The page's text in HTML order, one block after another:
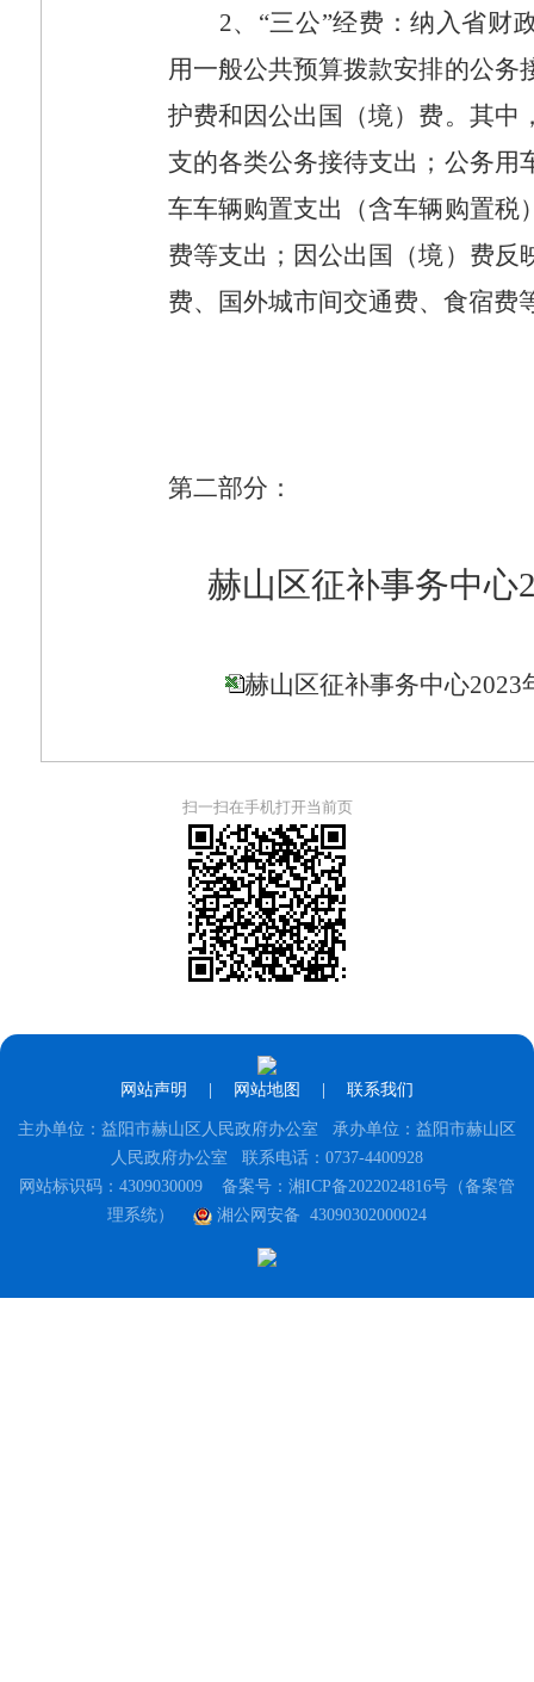
2、“三公”经费：纳入省财
用一般公共预算拨款安排的公务
护费和因公出国（境）费。其中
支的各类公务接待支出；公务用
车车辆购置支出（含车辆购置税
费等支出；因公出国（境）费反
费、国外城市间交通费、食宿费
第二部分：
赫山区征补事务中心
赫山区征补事务中心2023
扫一扫在手机打开当前页
网站声明 网站地图 联系我们
主办单位：益阳市赫山区人民政府办公室 承办单位：益阳市赫山区
人民政府办公室 联系电话：0737-4400928
网站标识码：4309030009 备案号：湘ICP备2022024816号（备案管
理系统）
湘公网安备 43090302000024